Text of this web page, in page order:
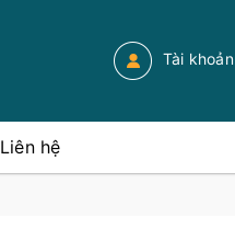
Tài khoản
Liên hệ